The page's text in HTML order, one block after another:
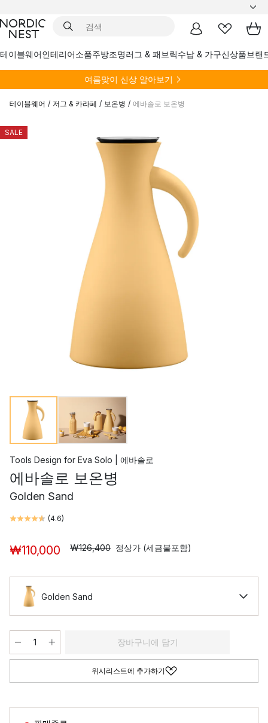
테이블웨어인테리어소품주방조명러그 & 패브릭수납 & 가구신상품브랜
여름맞이 신상 알아보기
테이블웨어 / 저그 & 카라페 / 보온병 / 에바솔로 보온병
SALE
Tools Design for Eva Solo | 에바솔로
에바솔로 보온병
Golden Sand
(4.6)
₩110,000 ₩126,400 정상가 (세금불포함)
Golden Sand
장바구니에 담기
위시리스트에 추가하기